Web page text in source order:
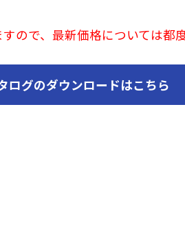
ので、最新価格については都
ログのダウンロードはこちら